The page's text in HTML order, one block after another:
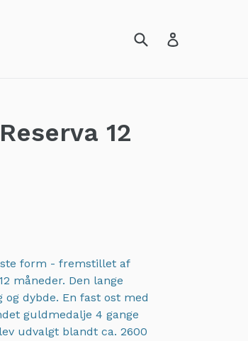
12
form - fremstillet af
måneder. Den lange
dybde. En fast ost med
guldmedalje 4 gange
udvalgt blandt ca. 2600